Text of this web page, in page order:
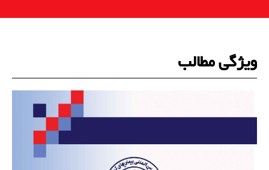
ویژگی مطالب